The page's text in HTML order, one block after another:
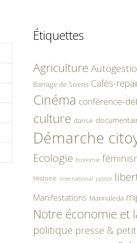
Étiquettes
Agriculture
Barrage de Sivens Cafés-
Cinéma conférence-
culture danse
Démarche
Ecologie Economie
Histoire International justice
Manifestations Marinaleda
Notre économie et
politique presse &